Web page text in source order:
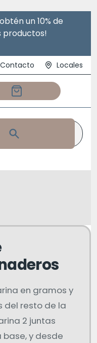
un 10% de
productos!
Contacto Locales
en gramos y
del resto de la
2 juntas
base, y desde